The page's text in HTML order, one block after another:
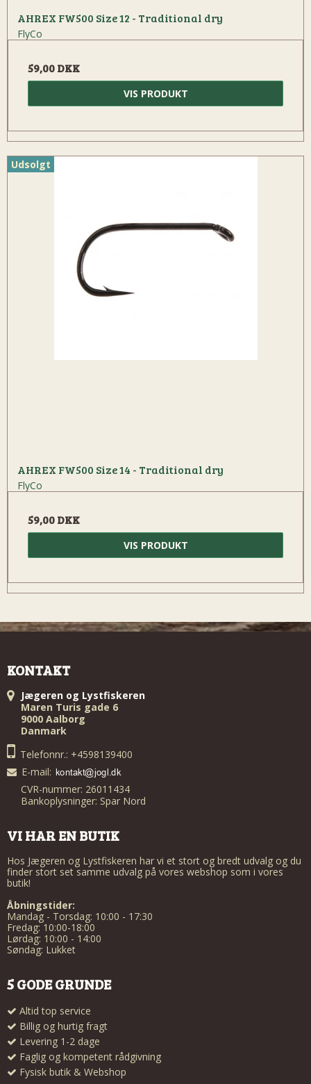
AHREX FW500 Size 12 - Traditional dry
FlyCo
59,00 DKK
VIS PRODUKT
Udsolgt
AHREX FW500 Size 14 - Traditional dry
FlyCo
59,00 DKK
VIS PRODUKT
KONTAKT
Jægeren og Lystfiskeren
Maren Turis gade 6
9000 Aalborg
Danmark
Telefonnr.: +4598139400
E-mail:
CVR-nummer: 26011434
Bankoplysninger: Spar Nord
VI HAR EN BUTIK
Hos Jægeren og Lystfiskeren har vi et stort og bredt udvalg og du
finder stort set samme udvalg på vores webshop som i vores
butik!
Åbningstider:
Mandag - Torsdag: 10:00 - 17:30
Fredag: 10:00-18:00
Lørdag: 10:00 - 14:00
Søndag: Lukket
5 GODE GRUNDE
Altid top service
Billig og hurtig fragt
Levering 1-2 dage
Faglig og kompetent rådgivning
Fysisk butik & Webshop